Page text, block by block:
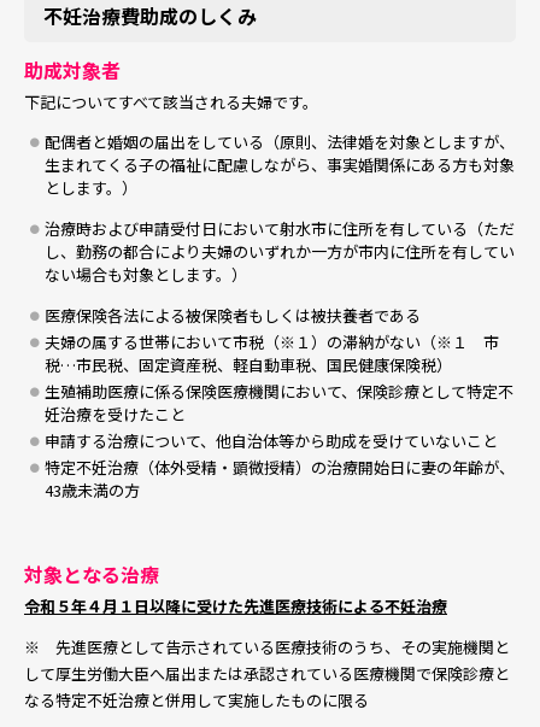
不妊治療費助成のしくみ
助成対象者
下記についてすべて該当される夫婦です。
配偶者と婚姻の届出をしている（原則、法律婚を対象としますが、
生まれてくる子の福祉に配慮しながら、事実婚関係にある方も対象
とします。）
治療時および申請受付日において射水市に住所を有している（ただ
し、勤務の都合により夫婦のいずれか一方が市内に住所を有してい
ない場合も対象とします。）
医療保険各法による被保険者もしくは被扶養者である
夫婦の属する世帯において市税（※１）の滞納がない（※１ 市
税…市民税、固定資産税、軽自動車税、国民健康保険税）
生殖補助医療に係る保険医療機関において、保険診療として特定不
妊治療を受けたこと
申請する治療について、他自治体等から助成を受けていないこと
特定不妊治療（体外受精・顕微授精）の治療開始日に妻の年齢が、
43歳未満の方
対象となる治療
令和５年４月１日以降に受けた先進医療技術による不妊治療
※ 先進医療として告示されている医療技術のうち、その実施機関と
して厚生労働大臣へ届出または承認されている医療機関で保険診療と
なる特定不妊治療と併用して実施したものに限る